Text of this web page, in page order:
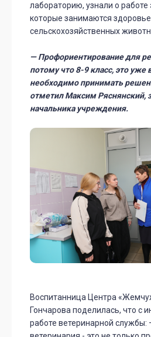
лабораторию, узнали о работе
которые занимаются
сельскохозяйственных
— Профориентирование для
потому что 8-9 класс, это уже
необходимо принимать
отметил Максим Ряснянский,
начальника учреждения.
Воспитанница Центра
Гончарова поделилась, что с
работе ветеринарной службы: